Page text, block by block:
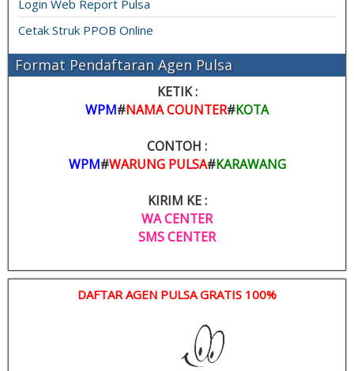
Login Web Report Pulsa
Cetak Struk PPOB Online
Format Pendaftaran Agen Pulsa
KETIK :
WPM#NAMA COUNTER#KOTA
CONTOH :
WPM#WARUNG PULSA#KARAWANG
KIRIM KE :
WA CENTER
SMS CENTER
DAFTAR AGEN PULSA GRATIS 100%